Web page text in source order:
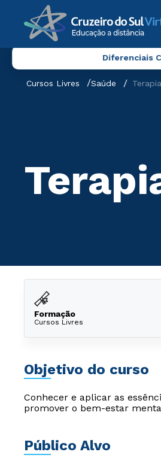
Diferenciais
Cursos Livres Saúde
Formação
Cursos Livres
Objetivo do curso
Conhecer e aplicar as
promover o bem-estar
Público Alvo